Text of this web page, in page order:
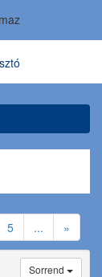
5 ... »
Sorrend